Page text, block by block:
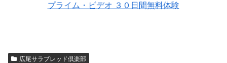
プライム・ビデオ ３０日間無料体験
広尾サラブレッド倶楽部